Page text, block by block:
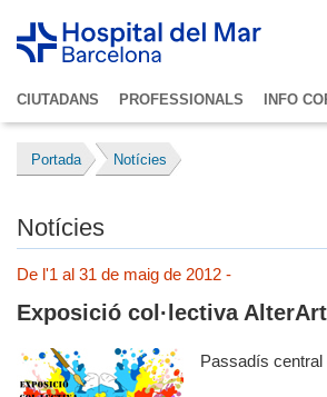
CIUTADANS PROFESSIONALS INFO
Portada Notícies
Notícies
De l'1 al 31 de maig de 2012 -
Exposició col·lectiva
Passadís